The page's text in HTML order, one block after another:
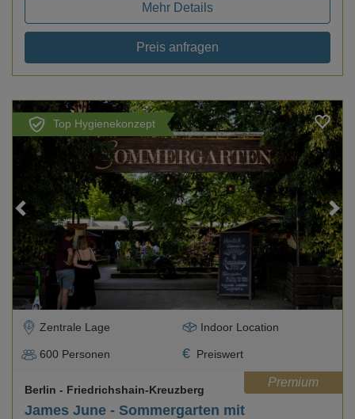
Mehr Details
Preis anfragen
Top Hygienekonzept
Loading...
Zentrale Lage Indoor Location
600 Personen € Preiswert
Premium
James June - Sommergarten mit
Berlin - Friedrichshain-Kreuzberg